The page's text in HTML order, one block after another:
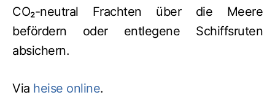
CO₂-neutral Frachten über die Meere
befördern oder entlegene Schiffsruten
absichern.
Via heise online.